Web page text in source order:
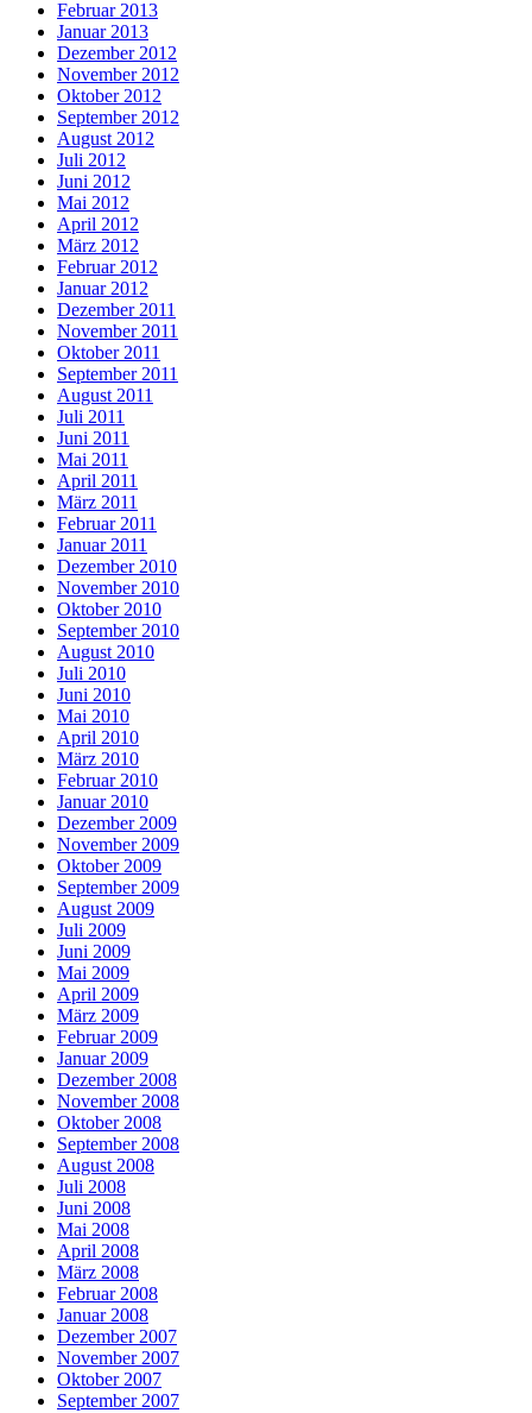
Februar 2013
Januar 2013
Dezember 2012
November 2012
Oktober 2012
September 2012
August 2012
Juli 2012
Juni 2012
Mai 2012
April 2012
März 2012
Februar 2012
Januar 2012
Dezember 2011
November 2011
Oktober 2011
September 2011
August 2011
Juli 2011
Juni 2011
Mai 2011
April 2011
März 2011
Februar 2011
Januar 2011
Dezember 2010
November 2010
Oktober 2010
September 2010
August 2010
Juli 2010
Juni 2010
Mai 2010
April 2010
März 2010
Februar 2010
Januar 2010
Dezember 2009
November 2009
Oktober 2009
September 2009
August 2009
Juli 2009
Juni 2009
Mai 2009
April 2009
März 2009
Februar 2009
Januar 2009
Dezember 2008
November 2008
Oktober 2008
September 2008
August 2008
Juli 2008
Juni 2008
Mai 2008
April 2008
März 2008
Februar 2008
Januar 2008
Dezember 2007
November 2007
Oktober 2007
September 2007